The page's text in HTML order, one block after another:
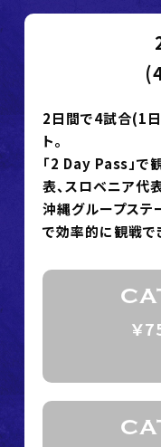
2日間で4試合(1
ト。
「2 Day Pass」
表、スロベニア代
沖縄グループステ
で効率的に観戦で
￥